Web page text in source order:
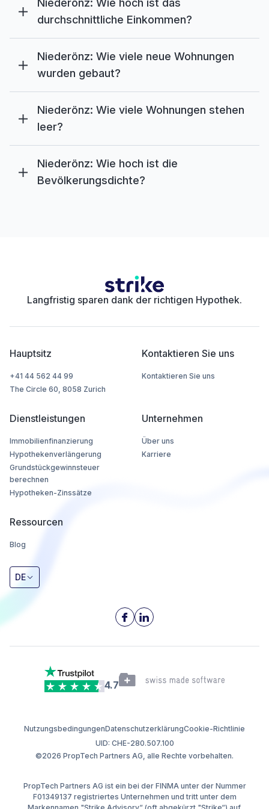
Niederönz: Wie hoch ist das
durchschnittliche Einkommen?
Niederönz: Wie viele neue Wohnungen
wurden gebaut?
Niederönz: Wie viele Wohnungen stehen
leer?
Niederönz: Wie hoch ist die
Bevölkerungsdichte?
Langfristig sparen dank der richtigen Hypothek.
Hauptsitz
+41 44 562 44 99
The Circle 60, 8058 Zurich
Kontaktieren Sie uns
Kontaktieren Sie uns
Dienstleistungen
Immobilienfinanzierung
Hypothekenverlängerung
Grundstückgewinnsteuer
berechnen
Hypotheken-Zinssätze
Unternehmen
Über uns
Karriere
Ressourcen
Blog
DE
4.7
©2026 PropTech Partners AG, alle Rechte vorbehalten.
NutzungsbedingungenDatenschutzerklärungCookie-Richtlinie
UID: CHE-280.507.100
PropTech Partners AG ist ein bei der FINMA unter der Nummer
F01349137 registriertes Unternehmen und tritt unter dem